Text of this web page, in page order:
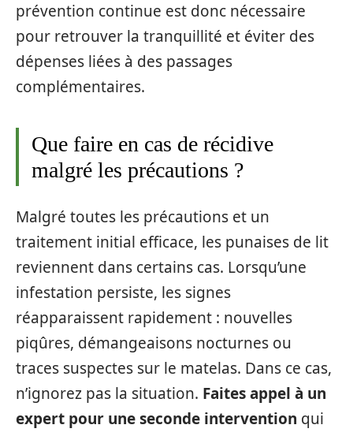
prévention continue est donc nécessaire
pour retrouver la tranquillité et éviter des
dépenses liées à des passages
complémentaires.
Que faire en cas de récidive
malgré les précautions ?
Malgré toutes les précautions et un
traitement initial efficace, les punaises de lit
reviennent dans certains cas. Lorsqu’une
infestation persiste, les signes
réapparaissent rapidement : nouvelles
piqûres, démangeaisons nocturnes ou
traces suspectes sur le matelas. Dans ce cas,
n’ignorez pas la situation. Faites appel à un
expert pour une seconde intervention qui